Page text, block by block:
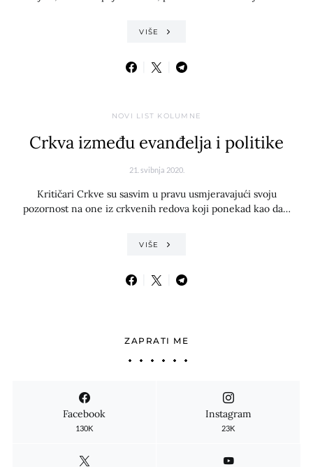
VIŠE
NOVI LIST KOLUMNE
Crkva između evanđelja i politike
21. svibnja 2020.
Kritičari Crkve su sasvim u pravu usmjeravajući svoju
pozornost na one iz crkvenih redova koji ponekad kao da…
VIŠE
ZAPRATI ME
Facebook
130K
Instagram
23K